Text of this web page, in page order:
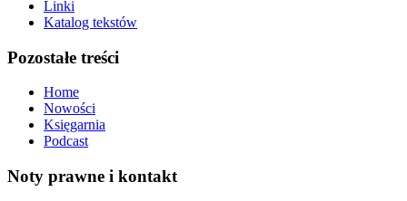
Linki
Katalog tekstów
Pozostałe treści
Home
Nowości
Księgarnia
Podcast
Noty prawne i kontakt